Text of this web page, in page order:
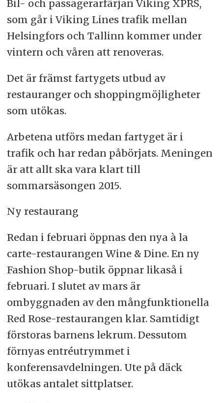
Bil- och passagerarfärjan Viking XPRS,
som går i Viking Lines trafik mellan
Helsingfors och Tallinn kommer under
vintern och våren att renoveras.
Det är främst fartygets utbud av
restauranger och shoppingmöjligheter
som utökas.
Arbetena utförs medan fartyget är i
trafik och har redan påbörjats. Meningen
är att allt ska vara klart till
sommarsäsongen 2015.
Ny restaurang
Redan i februari öppnas den nya à la
carte-restaurangen Wine & Dine. En ny
Fashion Shop-butik öppnar likaså i
februari. I slutet av mars är
ombyggnaden av den mångfunktionella
Red Rose-restaurangen klar. Samtidigt
förstoras barnens lekrum. Dessutom
förnyas entréutrymmet i
konferensavdelningen. Ute på däck
utökas antalet sittplatser.